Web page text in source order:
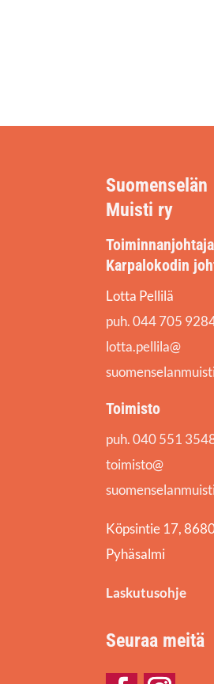
Suomenselän
Muisti ry
Karpalokodin
Lotta Pellilä
puh. 044 705
lotta.pellila@
Toimisto
puh. 040 551
toimisto@
Köpsintie 17,
Pyhäsalmi
Laskutusohje
Seuraa meitä